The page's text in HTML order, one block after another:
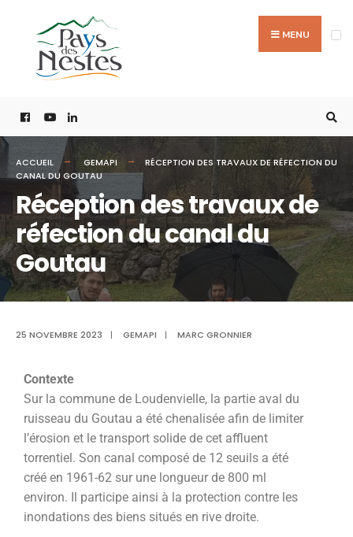
MENU
ACCUEIL GEMAPI
RÉCEPTION DES TRAVAUX DE RÉFECTION DU
CANAL DU GOUTAU
Réception des travaux de
réfection du canal du
Goutau
25 NOVEMBRE 2023 | GEMAPI | MARC GRONNIER
Contexte
Sur la commune de Loudenvielle, la partie aval du
ruisseau du Goutau a été chenalisée afin de limiter
l’érosion et le transport solide de cet affluent
torrentiel. Son canal composé de 12 seuils a été
créé en 1961-62 sur une longueur de 800 ml
environ. Il participe ainsi à la protection contre les
inondations des biens situés en rive droite.